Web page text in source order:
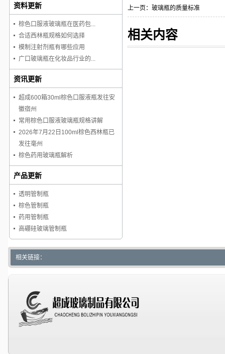
上一页： 玻璃瓶的质量标准
相关内容
资料更新
棕色口服液玻璃瓶在医药包...
合适西林瓶规格如何选择
模制注射剂瓶有哪些应用
广口玻璃瓶在化妆品行业的...
资讯更新
超成600箱30ml棕色口服液瓶发往安
徽宿州
常用棕色口服液玻璃瓶规格讲解
2026年7月22日100ml棕色西林瓶已
发往毫州
棕色药用玻璃瓶解析
产品更新
透明管制瓶
棕色管制瓶
药用管制瓶
高硼硅玻璃管制瓶
相关链接：